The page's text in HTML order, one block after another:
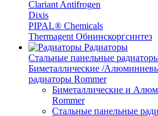
Clariant Antifrogen
Dixis
PIPAL® Chemicals
Thermagent Обнинскоргсинтез
Радиаторы
Стальные панельные
Биметаллические /
радиаторы Rommer
Биметаллические и
Rommer
Стальные панельные